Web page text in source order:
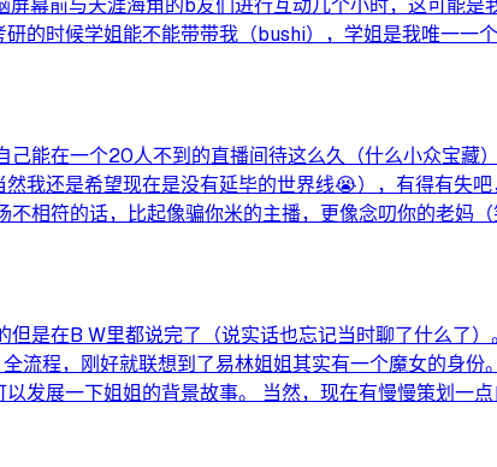
幕前与天涯海角的b友们进行互动几个小时，这可能是
的时候学姐能不能带带我（bushi），学姐是我唯一一
能在一个20人不到的直播间待这么久（什么小众宝藏
我还是希望现在是没有延毕的世界线😭），有得有失
相符的话，比起像骗你米的主播，更像念叨你的老妈（
是在B W里都说完了（说实话也忘记当时聊了什么了
流程，刚好就联想到了易林姐姐其实有一个魔女的身份
发展一下姐姐的背景故事。 当然，现在有慢慢策划一